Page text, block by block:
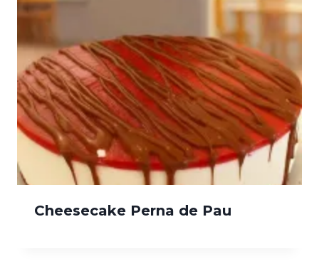
Cheesecake Perna de Pau